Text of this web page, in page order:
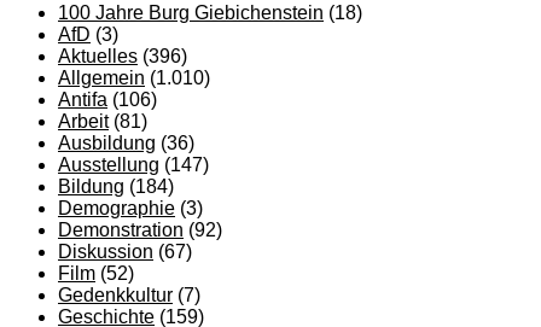
100 Jahre Burg Giebichenstein (18)
AfD (3)
Aktuelles (396)
Allgemein (1.010)
Antifa (106)
Arbeit(81)
Ausbildung (36)
Ausstellung (147)
Bildung (184)
Demographie (3)
Demonstration (92)
Diskussion (67)
Film (52)
Gedenkkultur (7)
Geschichte (159)